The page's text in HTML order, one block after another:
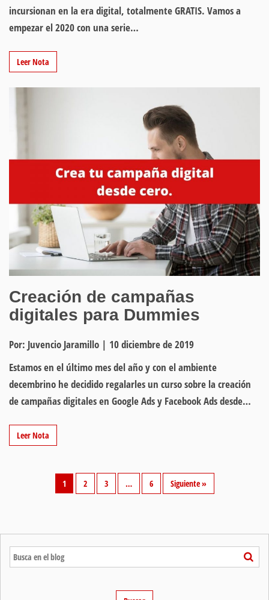
incursionan en la era digital, totalmente GRATIS. Vamos a
empezar el 2020 con una serie…
Leer Nota
Creación de campañas
digitales para Dummies
Por: Juvencio Jaramillo | 10 diciembre de 2019
Estamos en el último mes del año y con el ambiente
decembrino he decidido regalarles un curso sobre la creación
de campañas digitales en Google Ads y Facebook Ads desde…
Leer Nota
1 2 3 … 6 Siguiente »